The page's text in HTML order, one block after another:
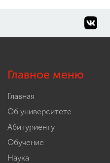
Главное меню
Главная
Об университете
Абитуриенту
Обучение
Наука